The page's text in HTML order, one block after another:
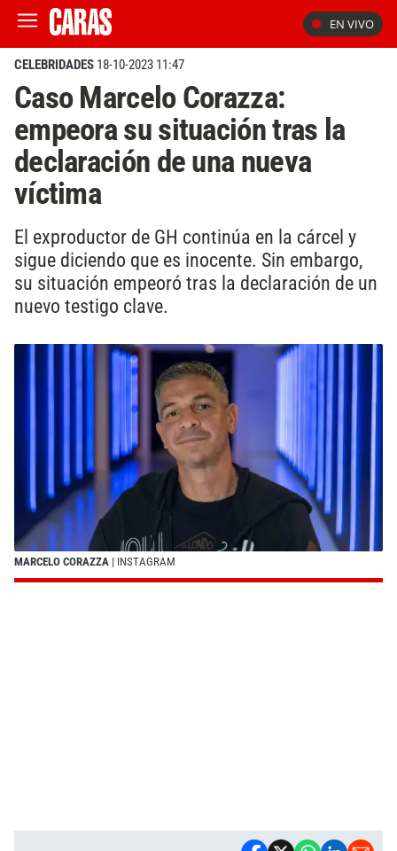
EN VIVO
CELEBRIDADES 18-10-2023 11:47
Caso Marcelo Corazza:
empeora su situación tras la
declaración de una nueva
víctima
El exproductor de GH continúa en la cárcel y
sigue diciendo que es inocente. Sin embargo,
su situación empeoró tras la declaración de un
nuevo testigo clave.
MARCELO CORAZZA | INSTAGRAM